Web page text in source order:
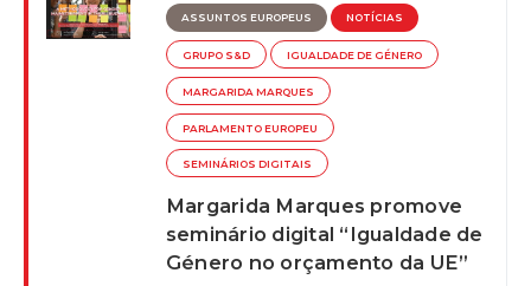
ASSUNTOS EUROPEUS NOTÍCIAS
GRUPO S&D IGUALDADE DE GÉNERO
MARGARIDA MARQUES
PARLAMENTO EUROPEU
SEMINÁRIOS DIGITAIS
Margarida Marques promove
seminário digital “Igualdade de
Género no orçamento da UE”